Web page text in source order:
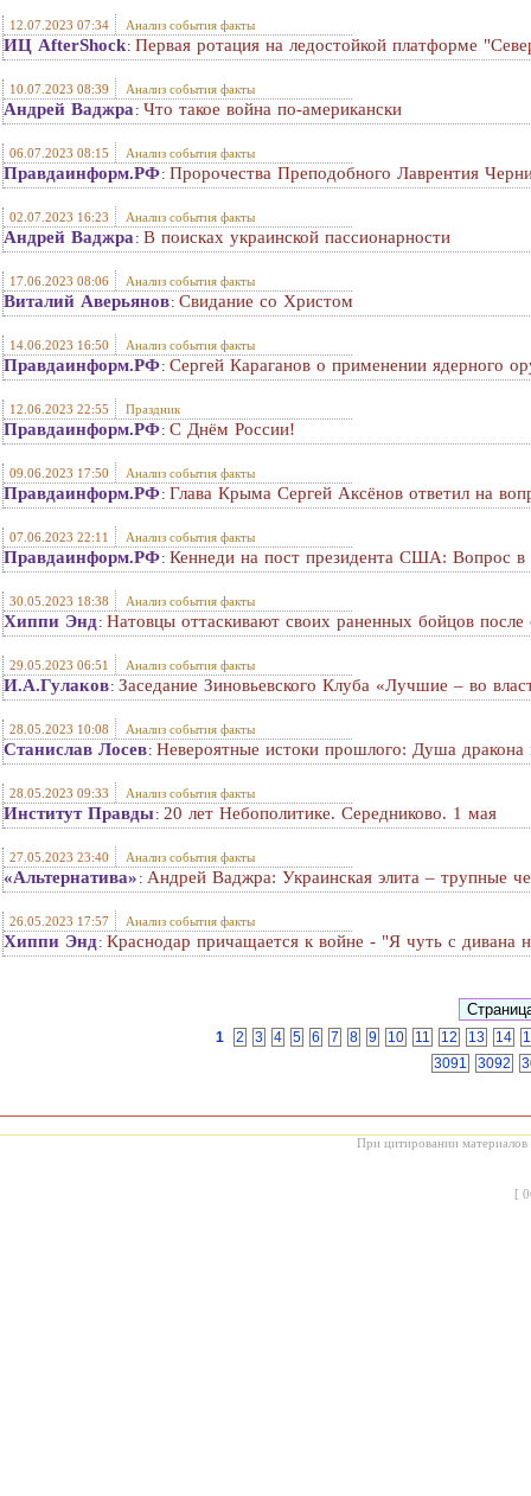
12.07.2023 07:34 Анализ события факты
ИЦ AfterShock: Первая ротация на ледостойкой платформе
10.07.2023 08:39 Анализ события факты
Андрей Ваджра : Что такое война по-американски
06.07.2023 08:15 Анализ события факты
Правдаинформ.РФ: Пророчества Преподобного Лаврентия
02.07.2023 16:23 Анализ события факты
Андрей Ваджра : В поисках украинской пассионарности
17.06.2023 08:06 Анализ события факты
Виталий Аверьянов: Свидание со Христом
14.06.2023 16:50 Анализ события факты
Правдаинформ.РФ: Сергей Караганов о применении ядерного
12.06.2023 22:55 Праздник
Правдаинформ.РФ: С Днём России!
09.06.2023 17:50 Анализ события факты
Правдаинформ.РФ: Глава Крыма Сергей Аксёнов ответил на
07.06.2023 22:11 Анализ события факты
Правдаинформ.РФ: Кеннеди на пост президента США: Вопрос
30.05.2023 18:38 Анализ события факты
Хиппи Энд : Натовцы оттаскивают своих раненных бойцов после
29.05.2023 06:51 Анализ события факты
И.А.Гулаков: Заседание Зиновьевского Клуба «Лучшие – во
28.05.2023 10:08 Анализ события факты
Станислав Лосев: Невероятные истоки прошлого: Душа дракона
28.05.2023 09:33 Анализ события факты
Институт Правды: 20 лет Небополитике. Середниково. 1 мая
27.05.2023 23:40 Анализ события факты
«Альтернатива» : Андрей Ваджра: Украинская элита – трупные
26.05.2023 17:57 Анализ события факты
Хиппи Энд : Краснодар причащается к войне - "Я чуть с дивана
1 2 3 4 5 6 7 8 9 10 11 12 13 14
3091
3092
При цитировании материалов
[